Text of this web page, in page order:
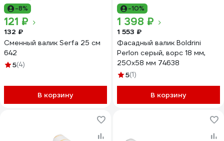
-8%
121 ₽
132 ₽
Сменный валик Serfa 25 см
642
5(4)
В корзину
-10%
1 398 ₽
1 553 ₽
Фасадный валик Boldrini
Perlon серый, ворс 18 мм,
250х58 мм 74638
5(1)
В корзину